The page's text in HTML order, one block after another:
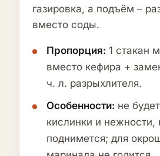
газировка, а подъём –
вместо соды.
Пропорция: 1 стакан
вместо кефира +
ч. л. разрыхлителя.
Особенности: не
кислинки и нежности,
поднимется; для